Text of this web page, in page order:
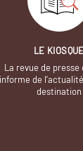
LE
La revue de presse
informe de
destination